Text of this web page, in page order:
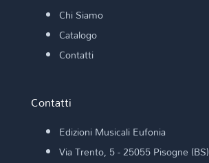
Chi Siamo
Catalogo
Contatti
Contatti
Edizioni Musicali Eufonia
Via Trento, 5 - 25055 Pisogne (BS)